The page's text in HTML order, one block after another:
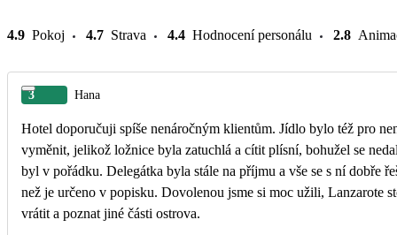
4.9 Pokoj 4.7 Strava 4.4 Hodnocení personálu 2.8
3 Hana
Hotel doporučuji spíše nenáročným klientům. Jídlo bylo též pro
vyměnit, jelikož ložnice byla zatuchlá a cítit plísní, bohužel se nedala se vyvětrat. Personál byl velice ochotný a za pomoci delegátky se vše v klidu vyřešilo. Nový pokoj
byl v pořádku. Delegátka byla stále na příjmu a vše se s ní dobře
než je určeno v popisku. Dovolenou jsme si moc užili, Lanzarote
vrátit a poznat jiné části ostrova.